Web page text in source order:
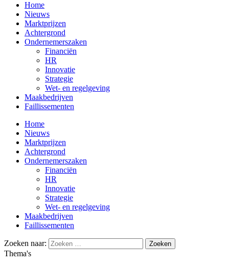
Home
Nieuws
Marktprijzen
Achtergrond
Ondernemerszaken
Financiën
HR
Innovatie
Strategie
Wet- en regelgeving
Maakbedrijven
Faillissementen
Home
Nieuws
Marktprijzen
Achtergrond
Ondernemerszaken
Financiën
HR
Innovatie
Strategie
Wet- en regelgeving
Maakbedrijven
Faillissementen
Zoeken naar:
Thema's